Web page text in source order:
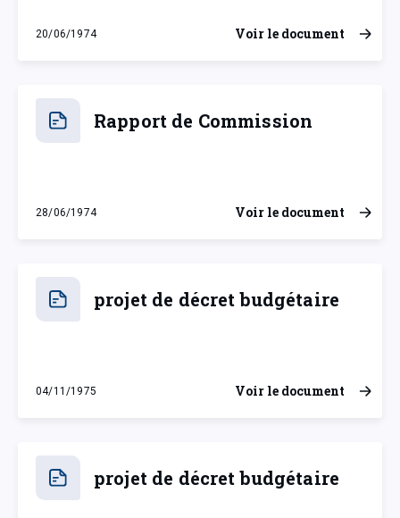
20/06/1974
jeudi 20 juin 1974
Voir le document
Rapport de Commission
28/06/1974
vendredi 28 juin 1974
Voir le document
projet de décret budgétaire
04/11/1975
mardi 4 novembre 1975
Voir le document
projet de décret budgétaire